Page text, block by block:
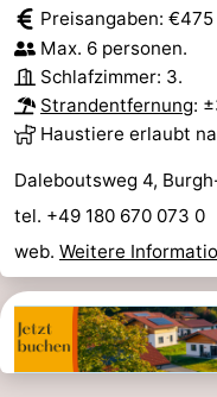
Preisangaben:
Max. 6 personen.
Schlafzimmer: 3.
Strandentfernung:
Haustiere erlaubt
Daleboutsweg 4,
tel. +49 180 670 073 0
web. Weitere